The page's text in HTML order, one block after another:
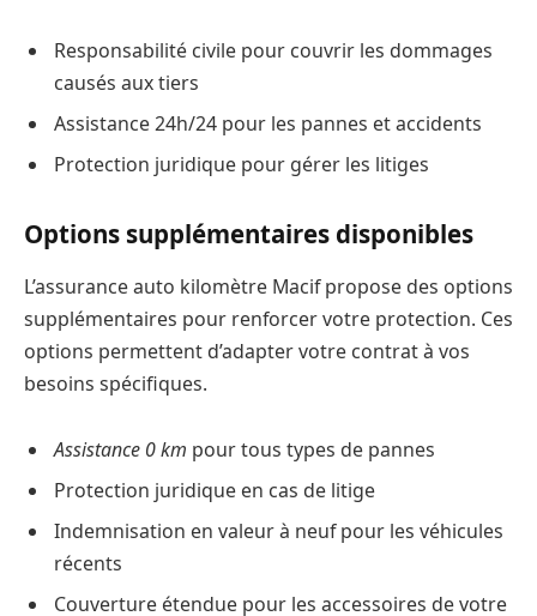
Responsabilité civile pour couvrir les dommages
causés aux tiers
Assistance 24h/24 pour les pannes et accidents
Protection juridique pour gérer les litiges
Options supplémentaires disponibles
L’assurance auto kilomètre Macif propose des options
supplémentaires pour renforcer votre protection. Ces
options permettent d’adapter votre contrat à vos
besoins spécifiques.
Assistance 0 km pour tous types de pannes
Protection juridique en cas de litige
Indemnisation en valeur à neuf pour les véhicules
récents
Couverture étendue pour les accessoires de votre